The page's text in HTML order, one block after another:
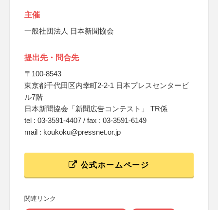
主催
一般社団法人 日本新聞協会
提出先・問合先
〒100-8543
東京都千代田区内幸町2-2-1 日本プレスセンタービ
ル7階
日本新聞協会「新聞広告コンテスト」 TR係
tel : 03-3591-4407 / fax : 03-3591-6149
mail : koukoku@pressnet.or.jp
公式ホームページ
関連リンク